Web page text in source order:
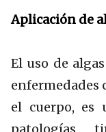
Aplicación de
El uso de
enfermedades
el cuerpo, es
patologías